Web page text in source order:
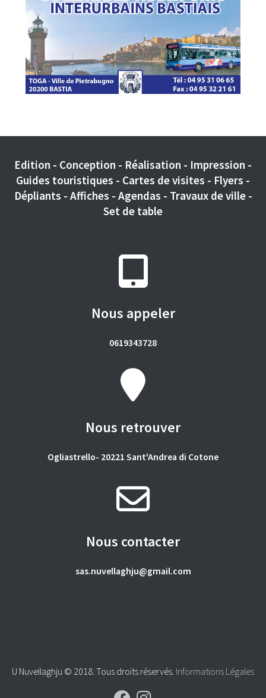
Edition - Conception - Réalisation - Impression -
Guides touristiques - Cartes de visites - Flyers -
Dépliants - Affiches - Agendas - Travaux de ville -
Set de table
Nous appeler
0619343728
Nous retrouver
Ogliastrello- 20221 Sant'Andrea di Cotone
Nous contacter
sas.nuvellaghju@gmail.com
U Nuvellaghju © 2018. Tous droits réservés. Informations Légales